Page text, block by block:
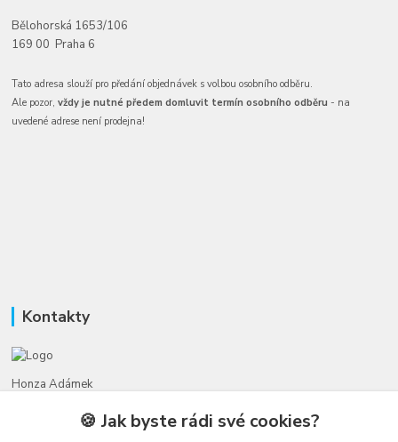
Bělohorská 1653/106
169 00 Praha 6
Tato adresa slouží pro předání objednávek s volbou osobního odběru.
Ale pozor,vždy je nutné předem domluvit termín osobního odběru - na
uvedené adrese není prodejna!
Kontakty
Honza Adámek
(Po-Ne, 9-21 hod.)🍪 Jak byste rádi své cookies?